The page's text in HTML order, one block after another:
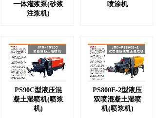
一体灌浆泵(砂浆
注浆机)
喷涂机
PS90C型液压混
凝土湿喷机(喷浆
机)
PS800E-2型液压
双喷混凝土湿喷
机(喷浆机)